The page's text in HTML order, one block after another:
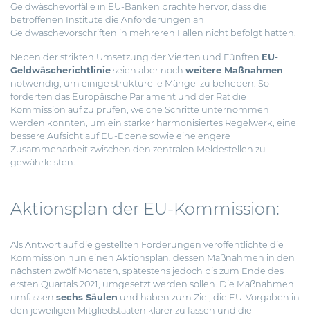
Geldwäschevorfälle in EU-Banken brachte hervor, dass die
betroffenen Institute die Anforderungen an
Geldwäschevorschriften in mehreren Fällen nicht befolgt hatten.
Neben der strikten Umsetzung der Vierten und Fünften EU-
Geldwäscherichtlinie seien aber noch weitere Maßnahmen
notwendig, um einige strukturelle Mängel zu beheben. So
forderten das Europäische Parlament und der Rat die
Kommission auf zu prüfen, welche Schritte unternommen
werden könnten, um ein stärker harmonisiertes Regelwerk, eine
bessere Aufsicht auf EU-Ebene sowie eine engere
Zusammenarbeit zwischen den zentralen Meldestellen zu
gewährleisten.
Aktionsplan der EU-Kommission:
Als Antwort auf die gestellten Forderungen veröffentlichte die
Kommission nun einen Aktionsplan, dessen Maßnahmen in den
nächsten zwölf Monaten, spätestens jedoch bis zum Ende des
ersten Quartals 2021, umgesetzt werden sollen. Die Maßnahmen
umfassen sechs Säulen und haben zum Ziel, die EU-Vorgaben in
den jeweiligen Mitgliedstaaten klarer zu fassen und die